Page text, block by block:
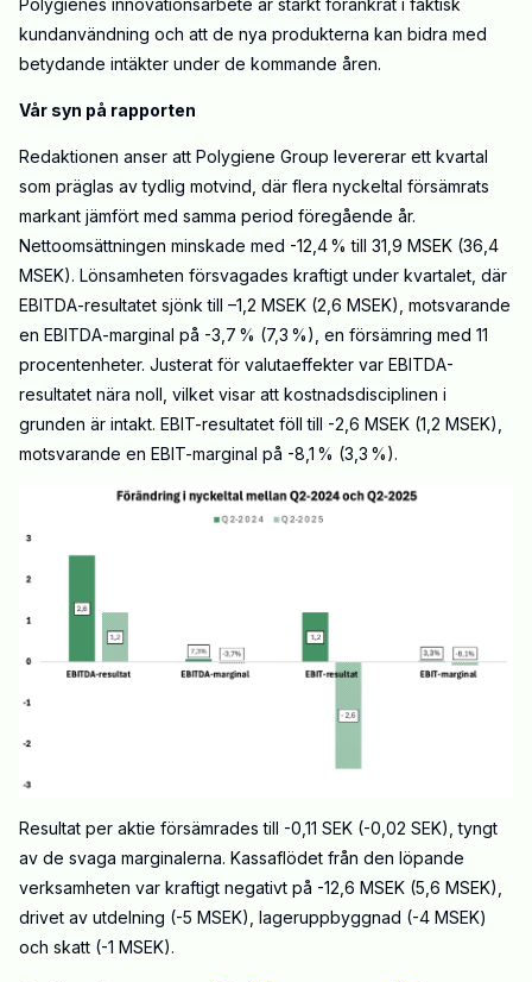
Polygienes innovationsarbete är starkt förankrat i faktisk
kundanvändning och att de nya produkterna kan bidra med
betydande intäkter under de kommande åren.
Vår syn på rapporten
Redaktionen anser att Polygiene Group levererar ett kvartal
som präglas av tydlig motvind, där flera nyckeltal försämrats
markant jämfört med samma period föregående år.
Nettoomsättningen minskade med -12,4 % till 31,9 MSEK (36,4
MSEK). Lönsamheten försvagades kraftigt under kvartalet, där
EBITDA-resultatet sjönk till –1,2 MSEK (2,6 MSEK), motsvarande
en EBITDA-marginal på -3,7 % (7,3 %), en försämring med 11
procentenheter. Justerat för valutaeffekter var EBITDA-
resultatet nära noll, vilket visar att kostnadsdisciplinen i
grunden är intakt. EBIT-resultatet föll till -2,6 MSEK (1,2 MSEK),
motsvarande en EBIT-marginal på -8,1 % (3,3 %).
Resultat per aktie försämrades till -0,11 SEK (-0,02 SEK), tyngt
av de svaga marginalerna. Kassaflödet från den löpande
verksamheten var kraftigt negativt på -12,6 MSEK (5,6 MSEK),
drivet av utdelning (-5 MSEK), lageruppbyggnad (-4 MSEK)
och skatt (-1 MSEK).